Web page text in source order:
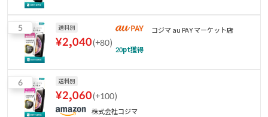
5 送料別
¥2,040(+80)
コジマ au PAY マーケット店
20pt獲得
6 送料別
¥2,060(+100)
株式会社コジマ